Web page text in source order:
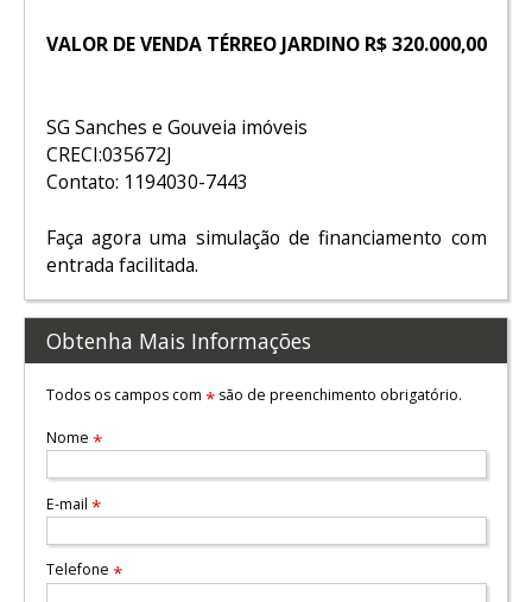
VALOR DE VENDA TÉRREO JARDINO R$ 320.000,00
SG Sanches e Gouveia imóveis
CRECI:035672J
Contato: 1194030-7443
Faça agora uma simulação de financiamento com
entrada facilitada.
Obtenha Mais Informações
Todos os campos com *são de preenchimento obrigatório.
Nome *
E-mail *
Telefone *